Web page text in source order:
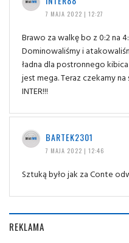
7 MAJA 2022 | 12:27
Brawo za walkę bo z 0:2 na
Dominowaliśmy i
ładna dla postronnego
jest mega. Teraz czekamy
INTER!!!
BARTEK2301
7 MAJA 2022 | 12:46
Sztuką było jak za Conte
REKLAMA